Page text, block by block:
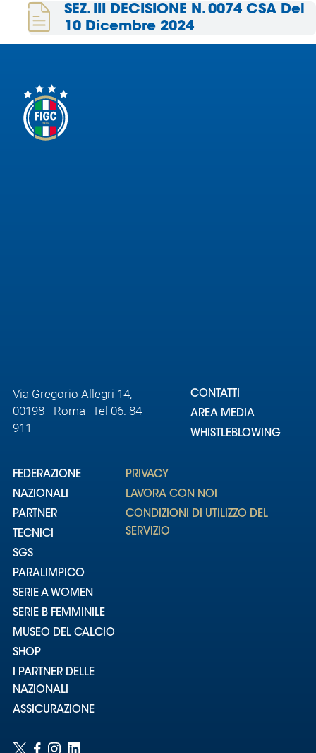
Assicurazione
Whistleblowing
SEZ. III DECISIONE N. 0074 CSA Del
10 Dicembre 2024
Via Gregorio Allegri 14,
00198 - Roma Tel 06. 84
911
CONTATTI
AREA MEDIA
WHISTLEBLOWING
FEDERAZIONE
NAZIONALI
PARTNER
TECNICI
SGS
PARALIMPICO
SERIE A WOMEN
SERIE B FEMMINILE
MUSEO DEL CALCIO
SHOP
I PARTNER DELLE
NAZIONALI
ASSICURAZIONE
PRIVACY
LAVORA CON NOI
CONDIZIONI DI UTILIZZO DEL
SERVIZIO